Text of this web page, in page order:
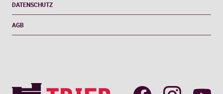
DATENSCHUTZ
AGB